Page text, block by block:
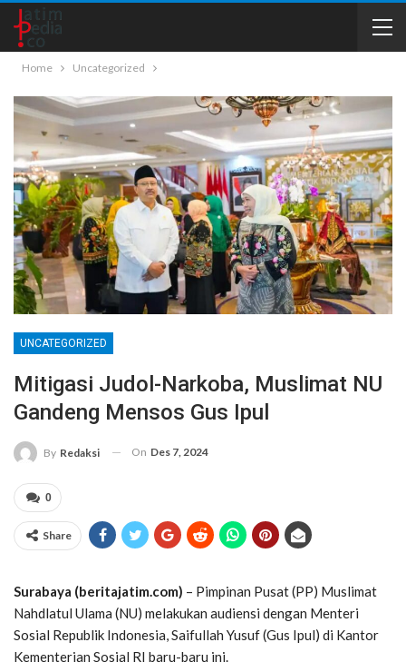
Home Uncategorized
UNCATEGORIZED
Mitigasi Judol-Narkoba, Muslimat NU
Gandeng Mensos Gus Ipul
By Redaksi On Des 7, 2024
0
Share
Surabaya (beritajatim.com) – Pimpinan Pusat (PP) Muslimat
Nahdlatul Ulama (NU) melakukan audiensi dengan Menteri
Sosial Republik Indonesia, Saifullah Yusuf (Gus Ipul) di Kantor
Kementerian Sosial RI baru-baru ini.